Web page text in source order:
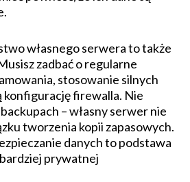
własnego serwera to także
zadbać o regularne
stosowanie silnych
konfigurację firewalla. Nie
– własny serwer nie
tworzenia kopii zapasowych.
danych to podstawa
prywatnej